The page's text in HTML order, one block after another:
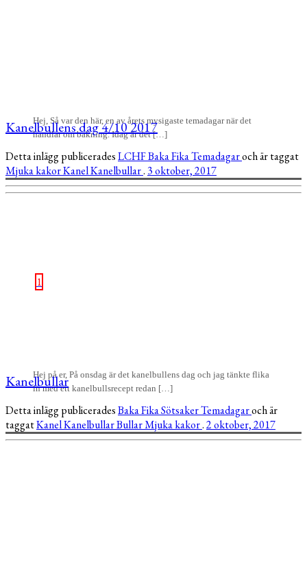
Hej, Så var den här, en av årets mysigaste temadagar när det
handlar om bakning. Idag är det […]
Kanelbullens dag 4/10 2017
Detta inlägg publiceradesLCHFBakaFikaTemadagaroch är taggat
Mjuka kakorKanelKanelbullar. 3 oktober, 2017
1
Hej på er, På onsdag är det kanelbullens dag och jag tänkte flika
in med ett kanelbullsrecept redan […]
Kanelbullar
Detta inlägg publiceradesBakaFikaSötsakerTemadagaroch är
taggatKanelKanelbullarBullarMjuka kakor.2 oktober, 2017